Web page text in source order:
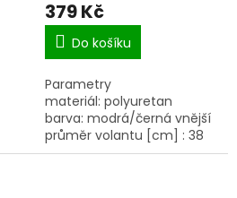
379 Kč
Do košíku
Parametry
materiál: polyuretan
barva: modrá/černá vnější
průměr volantu [cm] : 38